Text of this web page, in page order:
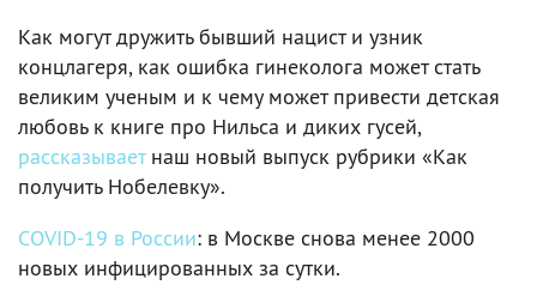
Как могут дружить бывший нацист и узник
концлагеря, как ошибка гинеколога может стать
великим ученым и к чему может привести детская
любовь к книге про Нильса и диких гусей,
рассказываетнаш новый выпуск рубрики «Как
получить Нобелевку».
COVID-19 в России: в Москве снова менее 2000
новых инфицированных за сутки.